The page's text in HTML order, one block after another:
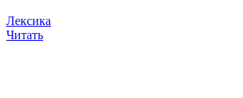
Лексика
Читать